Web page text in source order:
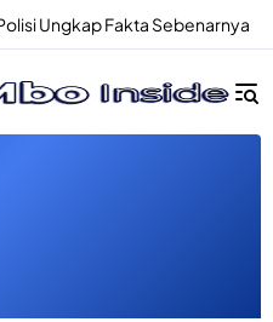
Fakta Sebenarnya Pria